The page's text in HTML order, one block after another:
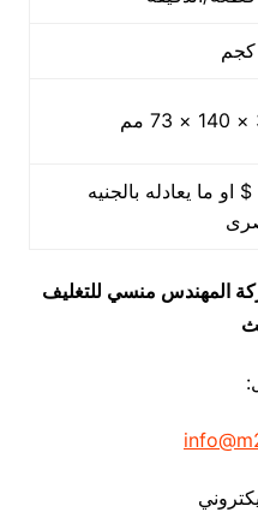
100 $ او ما يعادله بالجنيه
شركة المهندس منسي للتغليف